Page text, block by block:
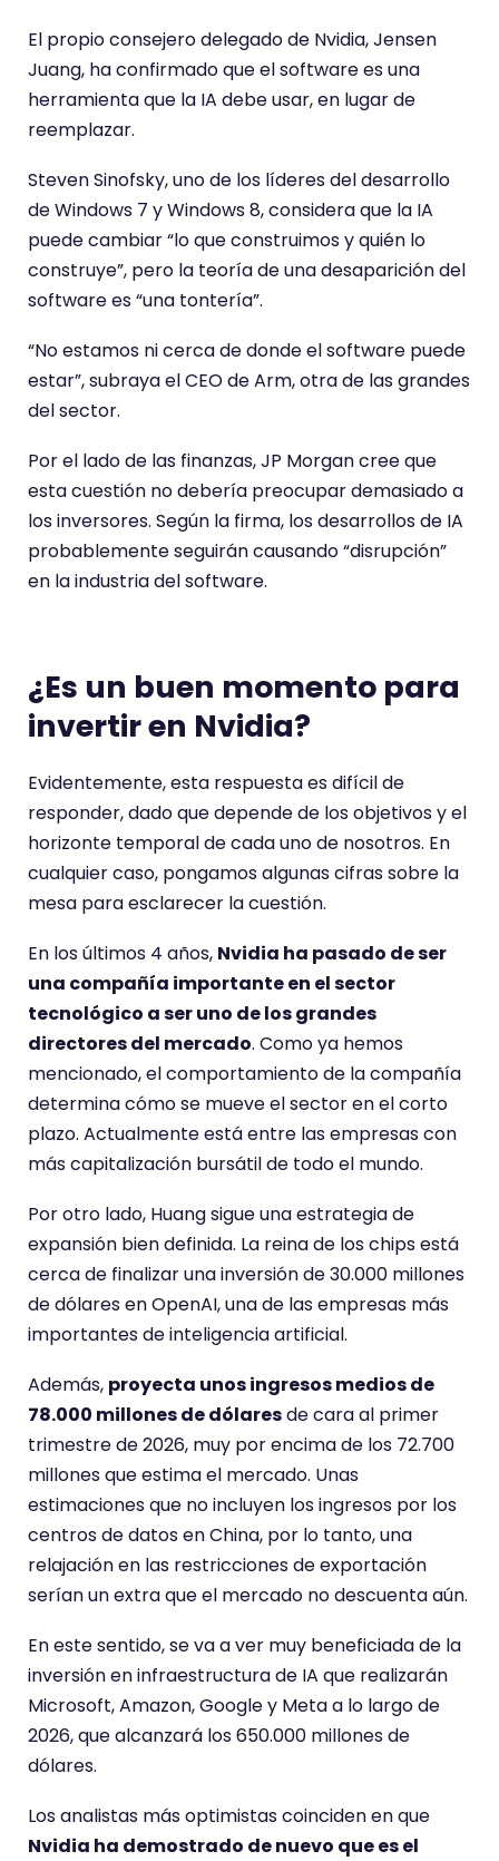
El propio consejero delegado de Nvidia, Jensen
Juang, ha confirmado que el software es una
herramienta que la IA debe usar, en lugar de
reemplazar.
Steven Sinofsky, uno de los líderes del desarrollo
de Windows 7 y Windows 8, considera que la IA
puede cambiar “lo que construimos y quién lo
construye”, pero la teoría de una desaparición del
software es “una tontería”.
“No estamos ni cerca de donde el software puede
estar”, subraya el CEO de Arm, otra de las grandes
del sector.
Por el lado de las finanzas, JP Morgan cree que
esta cuestión no debería preocupar demasiado a
los inversores. Según la firma, los desarrollos de IA
probablemente seguirán causando “disrupción”
en la industria del software.
¿Es un buen momento para
invertir en Nvidia?
Evidentemente, esta respuesta es difícil de
responder, dado que depende de los objetivos y el
horizonte temporal de cada uno de nosotros. En
cualquier caso, pongamos algunas cifras sobre la
mesa para esclarecer la cuestión.
En los últimos 4 años, Nvidia ha pasado de ser
una compañía importante en el sector
tecnológico a ser uno de los grandes
directores del mercado. Como ya hemos
mencionado, el comportamiento de la compañía
determina cómo se mueve el sector en el corto
plazo. Actualmente está entre las empresas con
más capitalización bursátil de todo el mundo.
Por otro lado, Huang sigue una estrategia de
expansión bien definida. La reina de los chips está
cerca de finalizar una inversión de 30.000 millones
de dólares en OpenAI, una de las empresas más
importantes de inteligencia artificial.
Además, proyecta unos ingresos medios de
78.000 millones de dólaresde cara al primer
trimestre de 2026, muy por encima de los 72.700
millones que estima el mercado. Unas
estimaciones que no incluyen los ingresos por los
centros de datos en China, por lo tanto, una
relajación en las restricciones de exportación
serían un extra que el mercado no descuenta aún.
En este sentido, se va a ver muy beneficiada de la
inversión en infraestructura de IA que realizarán
Microsoft, Amazon, Google y Meta a lo largo de
2026, que alcanzará los 650.000 millones de
dólares.
Los analistas más optimistas coinciden en que
Nvidia ha demostrado de nuevo que es el